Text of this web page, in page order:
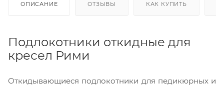
ОПИСАНИЕ ОТЗЫВЫ КАК КУПИТЬ
Подлокотники откидные для
кресел Рими
Откидывающиеся подлокотники для педикюрных и